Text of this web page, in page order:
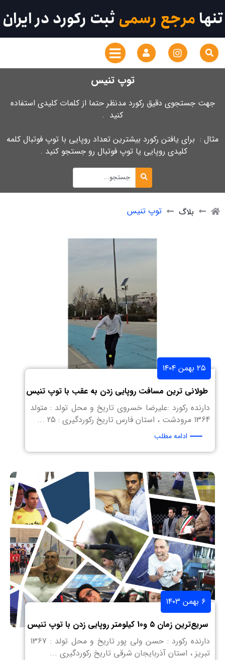
تنهامرجع رسمیثبت رکورد در ایران
توپ تنیس
جهت جستجوی دقیق رکورد مدنظر حتما از کلمات کلیدی استفاده
کنید .
مثال : برای یافتن رکورد بیشترین تعداد روپایی با توپ فوتبال کلمه
کلیدی روپایی یا توپ فوتبال رو جستجو کنید .
بلاگ توپ تنیس
۲۵ بهمن ۱۴۰۴
طولانی ترین مسافت روپایی زدن به عقب با توپ تنیس
دارنده رکورد :علیرضا خسروی تاریخ و محل تولد : متولد
1364 مرودشت ، استان فارس تاریخ رکوردگیری : 25 ...
ادامه مطلب
۶ بهمن ۱۴۰۳
سریع‌ترین زمان ۵ و10 کیلومتر روپایی زدن با توپ تنیس
دارنده رکورد : حسن ولی پور تاریخ و محل تولد : 1367
تبریز ، استان آذربایجان شرقی تاریخ رکوردگیری ...